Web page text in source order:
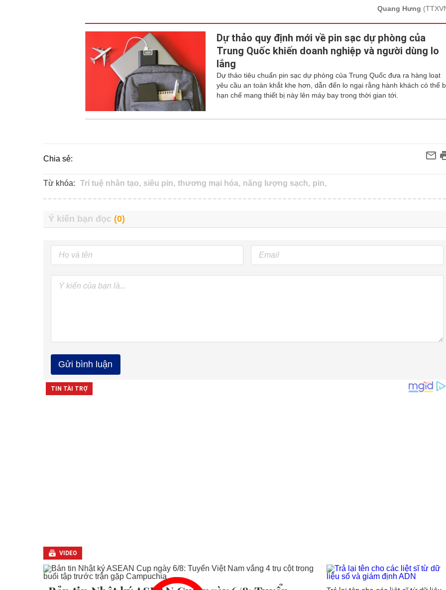
Quang Hưng
Dự thảo quy định mới về pin sạc dự phòng của
Trung Quốc khiến doanh nghiệp và người dùng lo
lắng
Dự thảo tiêu chuẩn pin sạc dự phòng của Trung Quốc đưa ra hàng loạt
yêu cầu an toàn khắt khe hơn, dẫn đến lo ngại rằng hành khách có thể
hạn chế mang thiết bị này lên máy bay trong thời gian tới.
Chia sẻ:
Từ khóa: Trí tuệ nhân tạo, siêu pin, thương mại hóa, năng lượng sạch, pin,
VIDEO